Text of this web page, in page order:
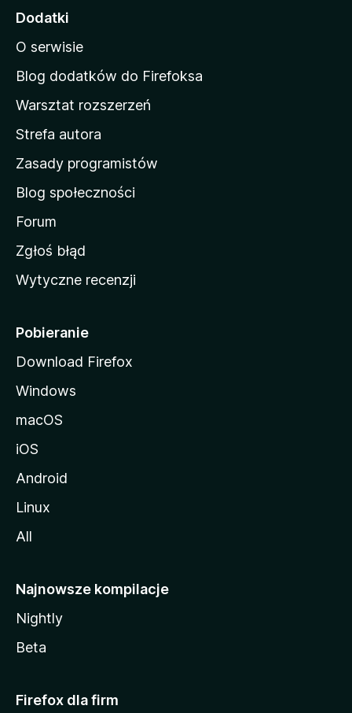
o
a
d
m
o
w
M
o
z
l
i
Dodatki
O serwisie
Blog dodatków do Firefoksa
Warsztat rozszerzeń
Strefa autora
Zasady programistów
Blog społeczności
Forum
Zgłoś błąd
Wytyczne recenzji
Pobieranie
Download Firefox
Windows
macOS
iOS
Android
Linux
All
Najnowsze kompilacje
Nightly
Beta
Firefox dla firm